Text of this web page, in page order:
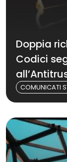
Doppia
Codici
COMUNICATI